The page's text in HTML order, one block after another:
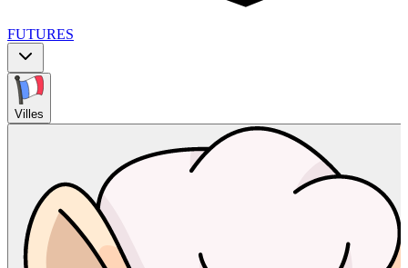
FUTURES
Villes